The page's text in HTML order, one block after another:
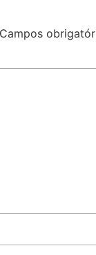
Campos